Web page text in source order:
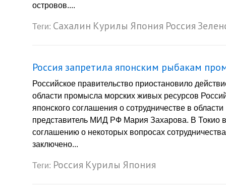
островов....
Теги: Сахалин Курилы Япония Россия
Россия запретила японским рыбакам
Российское правительство приостановило
области промысла морских живых ресурсов
японского соглашения о сотрудничестве в
представитель МИД РФ Мария Захарова. В Токио
соглашению о некоторых вопросах
заключено...
Теги: Россия Курилы Япония